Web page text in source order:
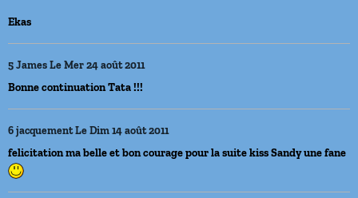
Ekas
5JamesLe Mer 24 août 2011
Bonne continuation Tata !!!
6jacquementLe Dim 14 août 2011
felicitation ma belle et bon courage pour la suite kiss Sandy une fane